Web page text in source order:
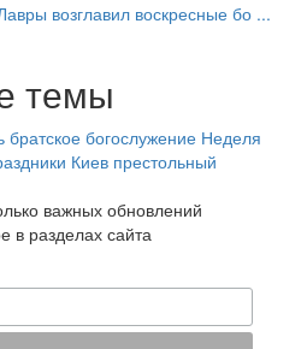
возглавил воскресные бо ...
темы
братское богослужение Неделя
Киев престольный
важных обновлений
в разделах сайта